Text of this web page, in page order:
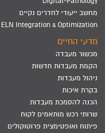
מחשב ייעודי לחדרים נקיים
ELN Integration & Optimization
מדעי החיים
מכשור מעבדה
הקמת מעבדות חדשות
ניהול מעבדות
בקרת איכות
הכנה להסמכת מעבדות
שרותי רכש מותאמים לקוח
פיתוח ואופטימצית פרוטוקולים